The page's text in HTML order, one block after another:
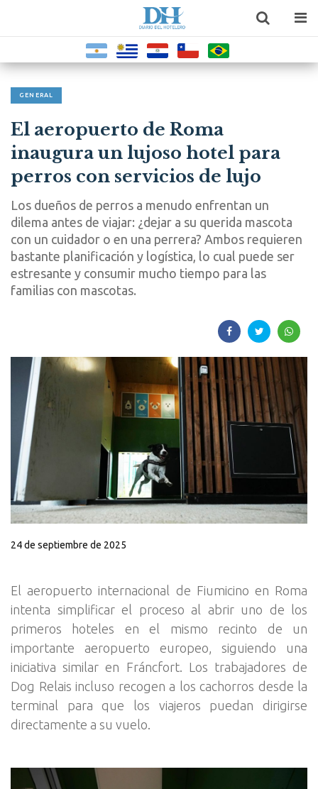
GENERAL
El aeropuerto de Roma
inaugura un lujoso hotel para
perros con servicios de lujo
Los dueños de perros a menudo enfrentan un
dilema antes de viajar: ¿dejar a su querida mascota
con un cuidador o en una perrera? Ambos requieren
bastante planificación y logística, lo cual puede ser
estresante y consumir mucho tiempo para las
familias con mascotas.
24 de septiembre de 2025
El aeropuerto internacional de Fiumicino en Roma
intenta simplificar el proceso al abrir uno de los
primeros hoteles en el mismo recinto de un
importante aeropuerto europeo, siguiendo una
iniciativa similar en Fráncfort. Los trabajadores de
Dog Relais incluso recogen a los cachorros desde la
terminal para que los viajeros puedan dirigirse
directamente a su vuelo.